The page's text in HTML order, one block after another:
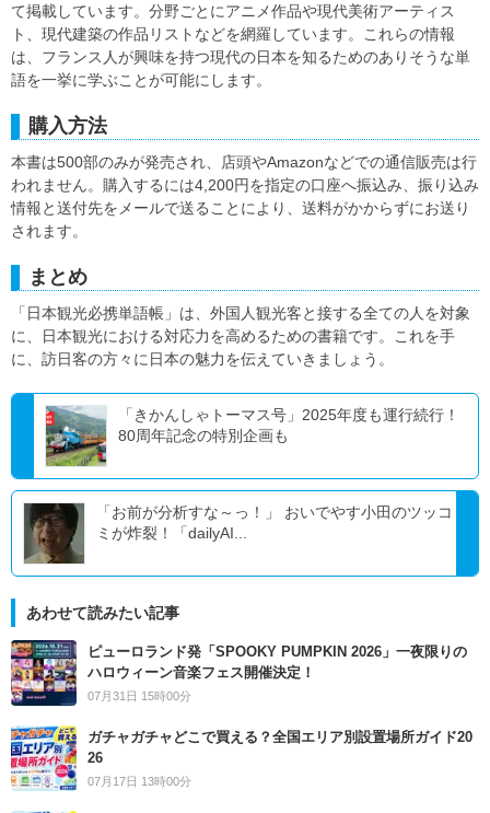
て掲載しています。分野ごとにアニメ作品や現代美術アーティス
ト、現代建築の作品リストなどを網羅しています。これらの情報
は、フランス人が興味を持つ現代の日本を知るためのありそうな単
語を一挙に学ぶことが可能にします。
購入方法
本書は500部のみが発売され、店頭やAmazonなどでの通信販売は行
われません。購入するには4,200円を指定の口座へ振込み、振り込み
情報と送付先をメールで送ることにより、送料がかからずにお送り
されます。
まとめ
「日本観光必携単語帳」は、外国人観光客と接する全ての人を対象
に、日本観光における対応力を高めるための書籍です。これを手
に、訪日客の方々に日本の魅力を伝えていきましょう。
「きかんしゃトーマス号」2025年度も運行続行！
80周年記念の特別企画も
「お前が分析すな～っ！」 おいでやす小田のツッコ
ミが炸裂！「dailyAI...
あわせて読みたい記事
ピューロランド発「SPOOKY PUMPKIN 2026」一夜限りの
ハロウィーン音楽フェス開催決定！
07月31日 15時00分
ガチャガチャどこで買える？全国エリア別設置場所ガイド20
26
07月17日 13時00分